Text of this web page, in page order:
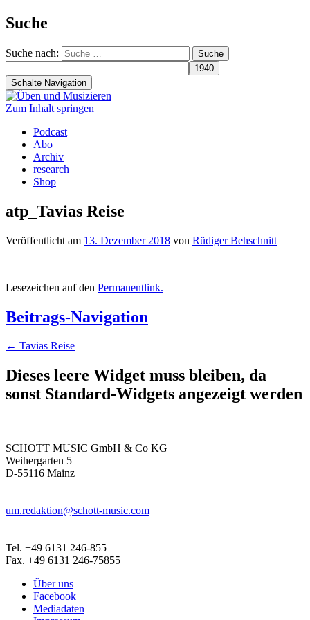
Suche
Suche nach:
Schalte Navigation
Zum Inhalt springen
Podcast
Abo
Archiv
research
Shop
atp_Tavias Reise
Veröffentlicht am 13. Dezember 2018 von Rüdiger Behschnitt
Lesezeichen auf den Permanentlink.
Beitrags-Navigation
← Tavias Reise
Dieses leere Widget muss bleiben, da
sonst Standard-Widgets angezeigt werden
SCHOTT MUSIC GmbH & Co KG
Weihergarten 5
D-55116 Mainz
um.redaktion@schott-music.com
Tel. +49 6131 246-855
Fax. +49 6131 246-75855
Über uns
Facebook
Mediadaten